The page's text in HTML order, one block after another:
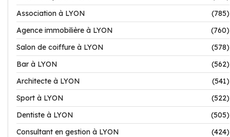
Association à LYON
(785)
Agence immobilière à LYON
(760)
Salon de coiffure à LYON
(578)
Bar à LYON
(562)
Architecte à LYON
(541)
Sport à LYON
(522)
Dentiste à LYON
(505)
Consultant en gestion à LYON
(424)